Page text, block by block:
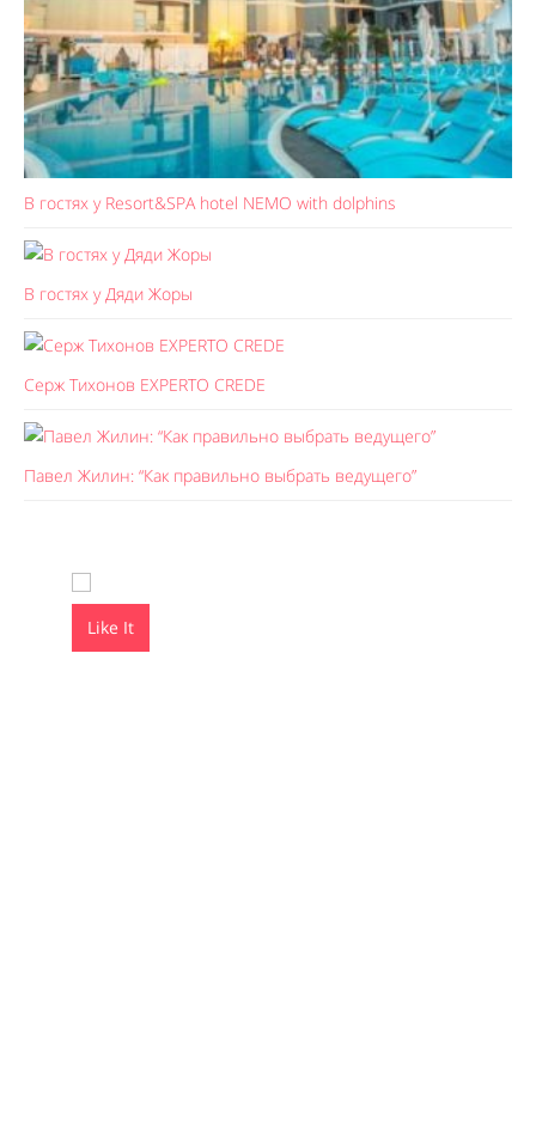
В гостях у Resort&SPA hotel NEMO with dolphins
В гостях у Дяди Жоры
Серж Тихонов EXPERTO CREDE
Павел Жилин: “Как правильно выбрать ведущего”
Like It